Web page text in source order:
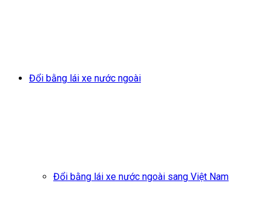
Đổi bằng lái xe nước ngoài
Đổi bằng lái xe nước ngoài sang Việt Nam